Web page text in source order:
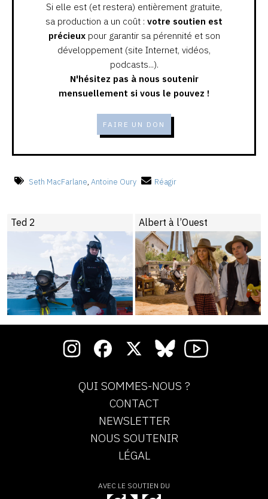
Si elle est (et restera) entièrement gratuite,
sa production a un coût : votre soutien est
précieuxpour garantir sa pérennité et son
développement (site Internet, vidéos,
podcasts...).
N'hésitez pas à nous soutenir
mensuellement si vous le pouvez !
FAIRE UN DON
Seth MacFarlane, Antoine Oury Réagir
Ted 2 Albert à l’Ouest
QUI SOMMES-NOUS ?
CONTACT
NEWSLETTER
NOUS SOUTENIR
LÉGAL
AVEC LE SOUTIEN DU